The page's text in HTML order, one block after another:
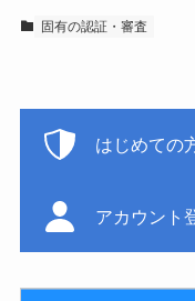
固有の認証・審査
はじめての
アカウント